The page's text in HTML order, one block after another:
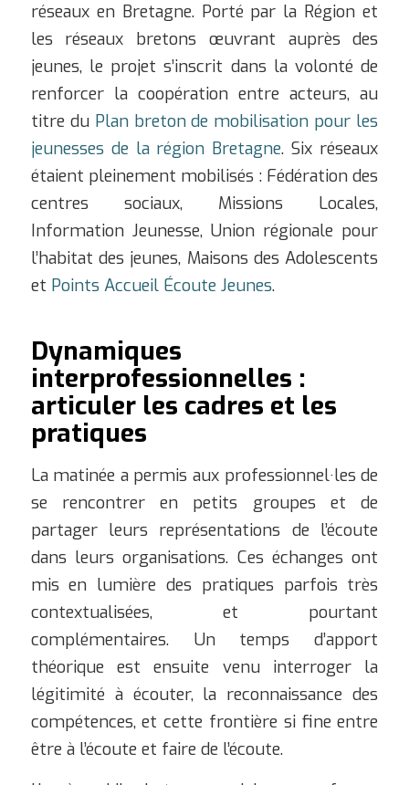
réseaux en Bretagne. Porté par la Région et
les réseaux bretons œuvrant auprès des
jeunes, le projet s’inscrit dans la volonté de
renforcer la coopération entre acteurs, au
titre du Plan breton de mobilisation pour les
jeunesses de la région Bretagne. Six réseaux
étaient pleinement mobilisés : Fédération des
centres sociaux, Missions Locales,
Information Jeunesse, Union régionale pour
l’habitat des jeunes, Maisons des Adolescents
et Points Accueil Écoute Jeunes.
Dynamiques
interprofessionnelles :
articuler les cadres et les
pratiques
La matinée a permis aux professionnel·les de
se rencontrer en petits groupes et de
partager leurs représentations de l’écoute
dans leurs organisations. Ces échanges ont
mis en lumière des pratiques parfois très
contextualisées, et pourtant
complémentaires. Un temps d’apport
théorique est ensuite venu interroger la
légitimité à écouter, la reconnaissance des
compétences, et cette frontière si fine entre
être à l’écoute et faire de l’écoute.